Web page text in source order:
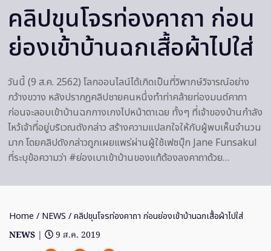
คลิปขุนโจรท่องคาถา ก่อน
ย่องเข้าบ้านฉกเสื้อผ้าไปใส่
วันนี้ (9 ส.ค. 2562) โลกออนไลน์ได้เกิดเป็นที่วิพากษ์วิจารณ์อย่าง
กว้างขวาง หลังปรากฎคลิปชายคนหนึ่งทำท่าคล้ายท่องมนต์คาถา
ก่อนจะลอบเข้าบ้านฉกกางเกงไปหน้าตาเฉย ทั้งๆ ที่เจ้าของบ้านกำลัง
ไหว้เจ้าที่อยู่บริเวณดังกล่าว สร้างความแปลกใจให้กับผู้พบเห็นจำนวน
มาก โดยคลิปดังกล่าวถูกเผยแพร่ผ่านผู้ใช้เฟซบุ๊ก Jane Funsakul
ที่ระบุข้อความว่า #ย่องเบาเข้าบ้านของแท้ต้องลงคาถาด้วย…
Home / NEWS / คลิปขุนโจรท่องคาถา ก่อนย่องเข้าบ้านฉกเสื้อผ้าไปใส่
NEWS |
9 ส.ค. 2019